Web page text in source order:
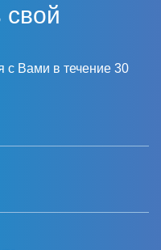
свой
с Вами в течение 30